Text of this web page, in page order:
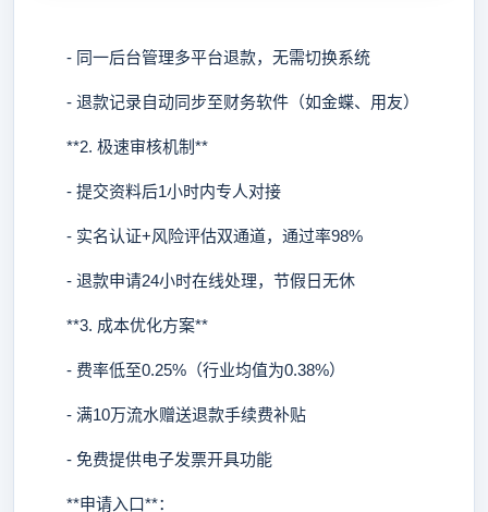
- 同一后台管理多平台退款，无需切换系统
- 退款记录自动同步至财务软件（如金蝶、用友）
**2. 极速审核机制**
- 提交资料后1小时内专人对接
- 实名认证+风险评估双通道，通过率98%
- 退款申请24小时在线处理，节假日无休
**3. 成本优化方案**
- 费率低至0.25%（行业均值为0.38%）
- 满10万流水赠送退款手续费补贴
- 免费提供电子发票开具功能
**申请入口**：